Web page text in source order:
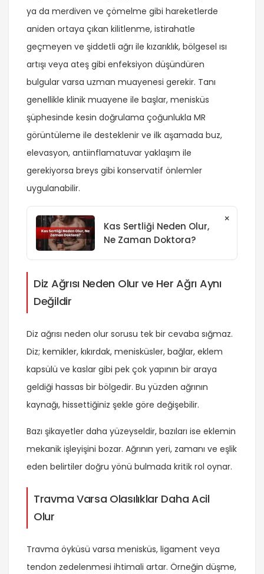
ya da merdiven ve çömelme gibi hareketlerde
aniden ortaya çıkan kilitlenme, istirahatle
geçmeyen ve şiddetli ağrı ile kızarıklık, bölgesel ısı
artışı veya ateş gibi enfeksiyon düşündüren
bulgular varsa uzman muayenesi gerekir. Tanı
genellikle klinik muayene ile başlar, menisküs
şüphesinde kesin doğrulama çoğunlukla MR
görüntüleme ile desteklenir ve ilk aşamada buz,
elevasyon, antiinflamatuvar yaklaşım ile
gerekiyorsa breys gibi konservatif önlemler
uygulanabilir.
Kas Sertliği Neden Olur,
Ne Zaman Doktora?
×
Diz Ağrısı Neden Olur ve Her Ağrı Aynı
Değildir
Diz ağrısı neden olur sorusu tek bir cevaba sığmaz.
Diz; kemikler, kıkırdak, menisküsler, bağlar, eklem
kapsülü ve kaslar gibi pek çok yapının bir araya
geldiği hassas bir bölgedir. Bu yüzden ağrının
kaynağı, hissettiğiniz şekle göre değişebilir.
Bazı şikayetler daha yüzeyseldir, bazıları ise eklemin
mekanik işleyişini bozar. Ağrının yeri, zamanı ve eşlik
eden belirtiler doğru yönü bulmada kritik rol oynar.
Travma Varsa Olasılıklar Daha Acil
Olur
Travma öyküsü varsa menisküs, ligament veya
tendon zedelenmesi ihtimali artar. Örneğin düşme,